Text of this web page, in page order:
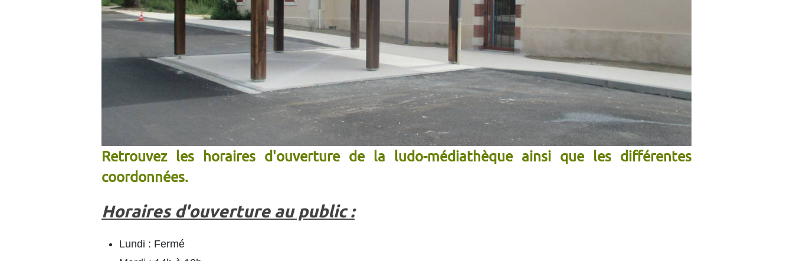
Retrouvez les horaires d'ouverture de la ludo-médiathèque ainsi que les différentes
coordonnées.
Horaires d'ouverture au public :
Lundi : Fermé